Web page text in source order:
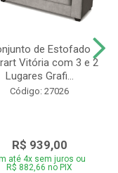
de Estofado
Vitória com 3 e 2
Lugares Grafi...
Código: 27026
R$ 939,00
até 4x sem juros ou
R$ 882,66 no PIX